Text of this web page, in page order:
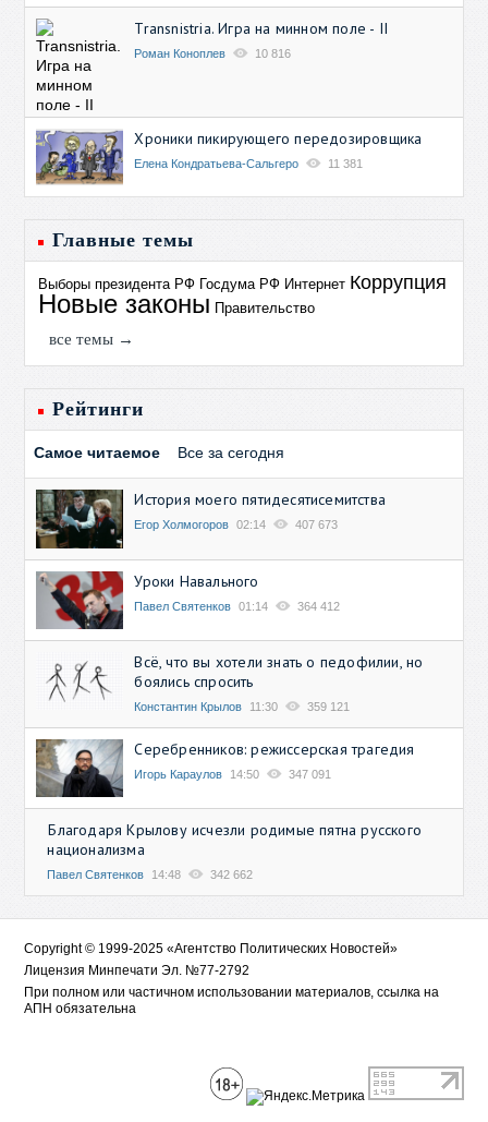
Transnistria. Игра на минном поле - II
Роман Коноплев 10 816
Хроники пикирующего передозировщика
Елена Кондратьева-Сальгеро 11 381
Главные темы
Выборы президента РФ Госдума РФ Интернет Коррупция
Новые законы Правительство
все темы →
Рейтинги
Самое читаемое Все за сегодня
История моего пятидесятисемитства
Егор Холмогоров 02:14 407 673
Уроки Навального
Павел Святенков 01:14 364 412
Всё, что вы хотели знать о педофилии, но
боялись спросить
Константин Крылов 11:30 359 121
Серебренников: режиссерская трагедия
Игорь Караулов 14:50 347 091
Благодаря Крылову исчезли родимые пятна русского
национализма
Павел Святенков 14:48 342 662
Copyright © 1999-2025 «Агентство Политических Новостей»
Лицензия Минпечати Эл. №77-2792
При полном или частичном использовании материалов, ссылка на
АПН обязательна